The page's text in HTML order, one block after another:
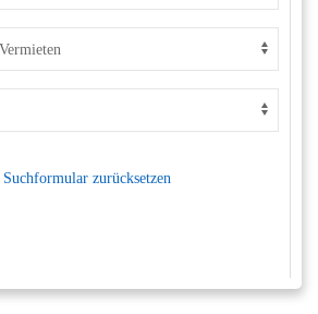
Suchformular zurücksetzen